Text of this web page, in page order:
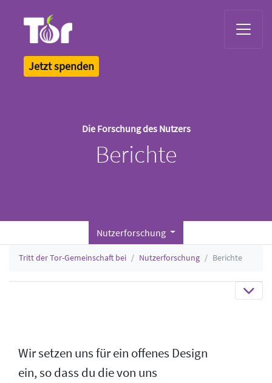
Jetzt spenden
Die Forschung des Nutzers
Berichte
Nutzerforschung
Tritt der Tor-Gemeinschaft bei Nutzerforschung Berichte
Wir setzen uns für ein offenes Design
ein, so dass du die von uns